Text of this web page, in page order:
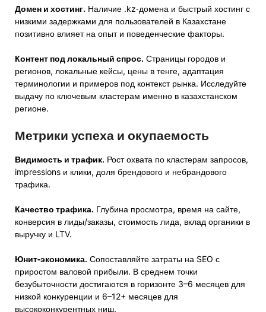
Домен и хостинг. Наличие .kz‑домена и быстрый хостинг с
низкими задержками для пользователей в Казахстане
позитивно влияет на опыт и поведенческие факторы.
Контент под локальный спрос. Страницы городов и
регионов, локальные кейсы, цены в тенге, адаптация
терминологии и примеров под контекст рынка. Исследуйте
выдачу по ключевым кластерам именно в казахстанском
регионе.
Метрики успеха и окупаемость
Видимость и трафик. Рост охвата по кластерам запросов,
impressions и клики, доля брендового и небрандового
трафика.
Качество трафика. Глубина просмотра, время на сайте,
конверсия в лиды/заказы, стоимость лида, вклад органики в
выручку и LTV.
Юнит‑экономика. Сопоставляйте затраты на SEO с
приростом валовой прибыли. В среднем точки
безубыточности достигаются в горизонте 3–6 месяцев для
низкой конкуренции и 6–12+ месяцев для
высококонкурентных ниш.